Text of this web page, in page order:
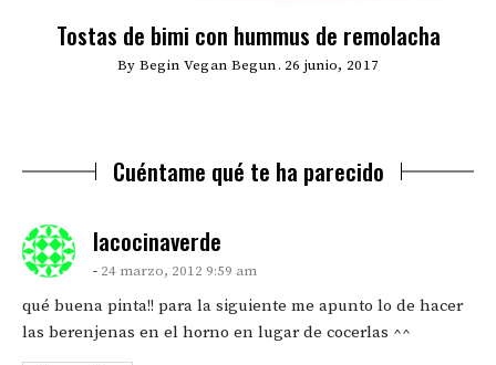
Tostas de bimi con hummus de remolacha
By Begin Vegan Begun 26 junio, 2017
Cuéntame qué te ha parecido
lacocinaverde
24 marzo, 2012 9:59 am
qué buena pinta!! para la siguiente me apunto lo de hacer
las berenjenas en el horno en lugar de cocerlas ^^